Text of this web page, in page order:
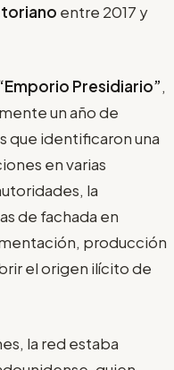
entre 2017 y
Presidiario”,
un año de
que identificaron una
en varias
la
de fachada en
producción
el origen ilícito de
la red estaba